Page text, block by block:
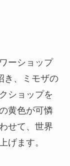
ーショップ
き、ミモザの
ショップを
黄色が可憐
せて、世界
げます。